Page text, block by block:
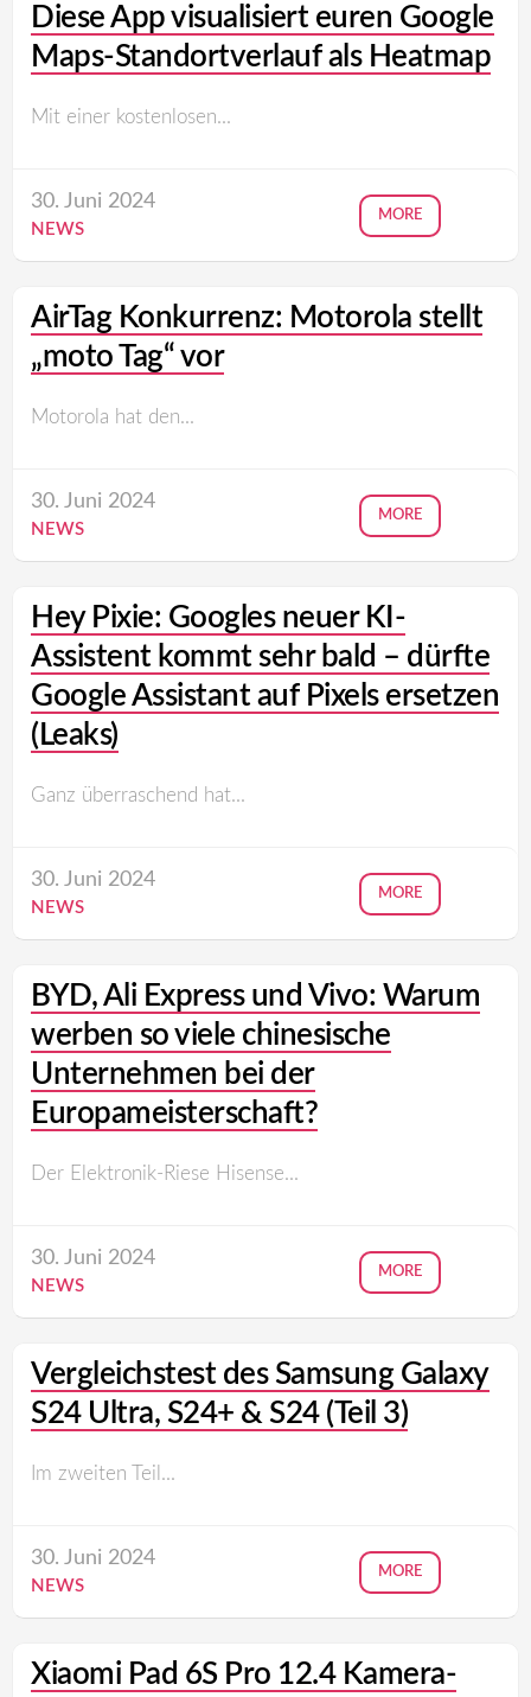
Diese App visualisiert euren Google
Maps-Standortverlauf als Heatmap
Mit einer kostenlosen...
30. Juni 2024
NEWS
MORE
AirTag Konkurrenz: Motorola stellt
„moto Tag“ vor
Motorola hat den...
30. Juni 2024
NEWS
MORE
Hey Pixie: Googles neuer KI-
Assistent kommt sehr bald – dürfte
Google Assistant auf Pixels ersetzen
(Leaks)
Ganz überraschend hat...
30. Juni 2024
NEWS
MORE
BYD, Ali Express und Vivo: Warum
werben so viele chinesische
Unternehmen bei der
Europameisterschaft?
Der Elektronik-Riese Hisense...
30. Juni 2024
NEWS
MORE
Vergleichstest des Samsung Galaxy
S24 Ultra, S24+ & S24 (Teil 3)
Im zweiten Teil...
30. Juni 2024
NEWS
MORE
Xiaomi Pad 6S Pro 12.4 Kamera-